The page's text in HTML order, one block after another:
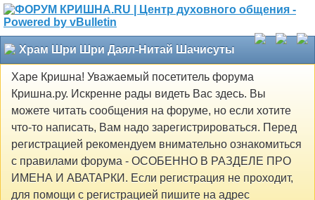
Храм Шри Шри Даял-Нитай Шачисуты
Харе Кришна! Уважаемый посетитель форума
Кришна.ру. Искренне рады видеть Вас здесь. Вы
можете читать сообщения на форуме, но если хотите
что-то написать, Вам надо зарегистрироваться. Перед
регистрацией рекомендуем внимательно ознакомиться
с правилами форума - ОСОБЕННО В РАЗДЕЛЕ ПРО
ИМЕНА И АВАТАРКИ. Если регистрация не проходит,
для помощи с регистрацией пишите на адрес